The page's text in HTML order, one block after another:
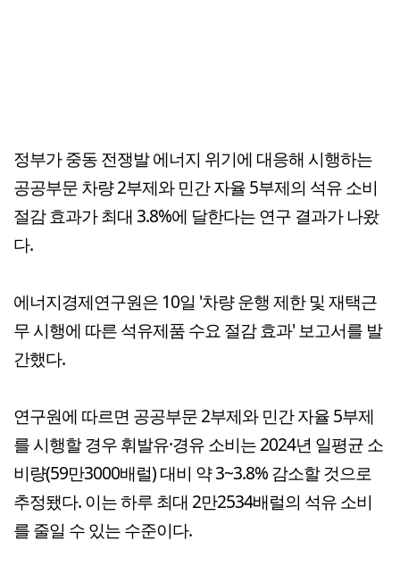
정부가 중동 전쟁발 에너지 위기에 대응해 시행하는
공공부문 차량 2부제와 민간 자율 5부제의 석유 소비
절감 효과가 최대 3.8%에 달한다는 연구 결과가 나왔
다.
에너지경제연구원은 10일 '차량 운행 제한 및 재택근
무 시행에 따른 석유제품 수요 절감 효과' 보고서를 발
간했다.
연구원에 따르면 공공부문 2부제와 민간 자율 5부제
를 시행할 경우 휘발유·경유 소비는 2024년 일평균 소
비량(59만3000배럴) 대비 약 3~3.8% 감소할 것으로
추정됐다. 이는 하루 최대 2만2534배럴의 석유 소비
를 줄일 수 있는 수준이다.